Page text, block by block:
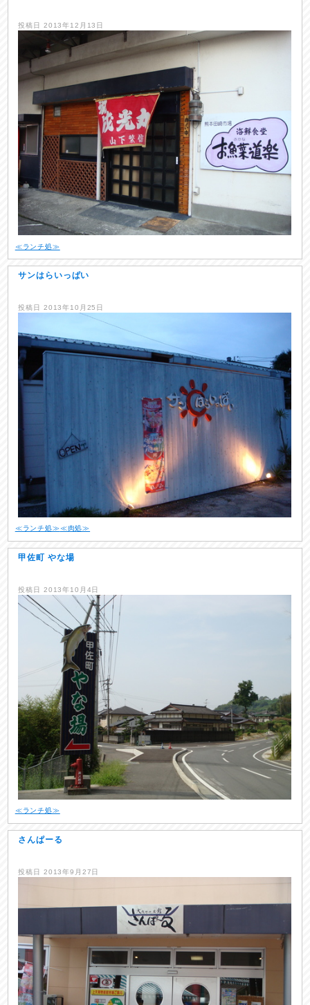
投稿日 2013年12月13日
≪ランチ処≫
サンはらいっぱい
投稿日 2013年10月25日
≪ランチ処≫≪肉処≫
甲佐町 やな場
投稿日 2013年10月4日
≪ランチ処≫
さんぱーる
投稿日 2013年9月27日